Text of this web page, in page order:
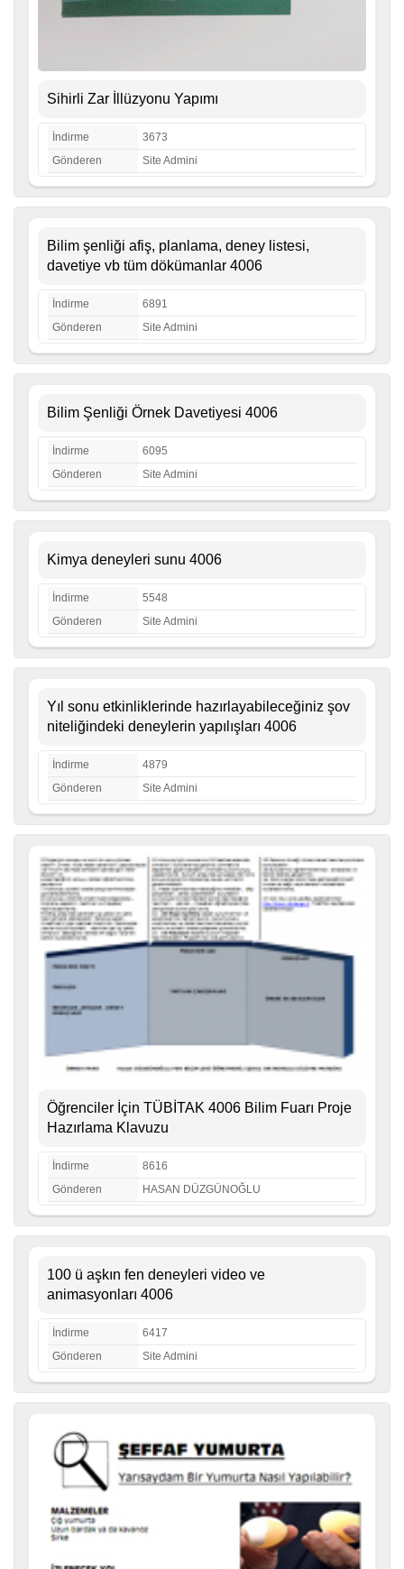
Sihirli Zar İllüzyonu Yapımı
İndirme
3673
Gönderen
Site Admini
Bilim şenliği afiş, planlama, deney listesi,
davetiye vb tüm dökümanlar 4006
İndirme
6891
Gönderen
Site Admini
Bilim Şenliği Örnek Davetiyesi 4006
İndirme
6095
Gönderen
Site Admini
Kimya deneyleri sunu 4006
İndirme
5548
Gönderen
Site Admini
Yıl sonu etkinliklerinde hazırlayabileceğiniz şov
niteliğindeki deneylerin yapılışları 4006
İndirme
4879
Gönderen
Site Admini
Öğrenciler İçin TÜBİTAK 4006 Bilim Fuarı Proje
Hazırlama Klavuzu
İndirme
8616
Gönderen
HASAN DÜZGÜNOĞLU
100 ü aşkın fen deneyleri video ve
animasyonları 4006
İndirme
6417
Gönderen
Site Admini